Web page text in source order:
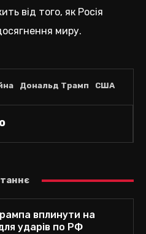
від того, як Росія
миру.
Дональд Трамп США
вплинути на
ударів по РФ